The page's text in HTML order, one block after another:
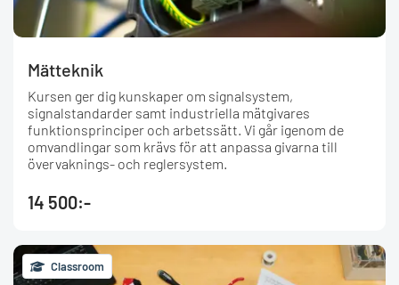
Mätteknik
Kursen ger dig kunskaper om signalsystem,
signalstandarder samt industriella mätgivares
funktionsprinciper och arbetssätt. Vi går igenom de
omvandlingar som krävs för att anpassa givarna till
övervaknings- och reglersystem.
14 500:-
Classroom